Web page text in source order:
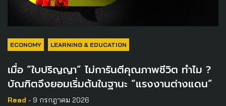
ECONOMY LEARNING & EDUCATION
เมื่อ “ใบปริญญา” ไม่การันตีคุณภาพชีวิต ทำไม ?
บัณฑิตจึงยอมเริ่มต้นในฐานะ “แรงงานต่างแดน”
Read - 9 กรกฎาคม 2026